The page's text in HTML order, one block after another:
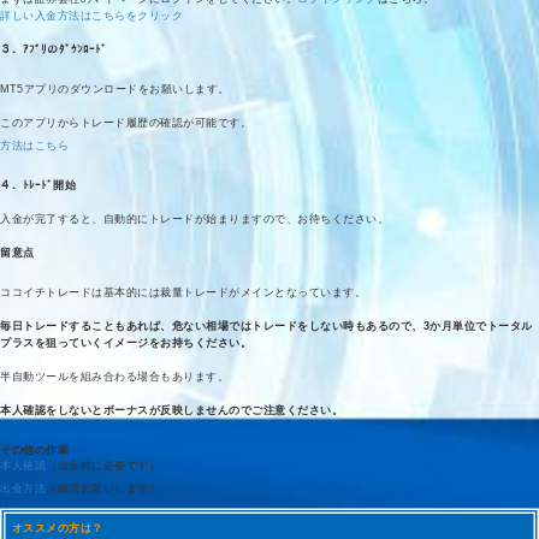
詳しい入金方法はこちらをクリック
３．ｱﾌﾟﾘのﾀﾞｳﾝﾛｰﾄﾞ
MT5アプリのダウンロードをお願いします。
このアプリからトレード履歴の確認が可能です。
方法はこちら
４．ﾄﾚｰﾄﾞ開始
入金が完了すると、自動的にトレードが始まりますので、お待ちください。
留意点
ココイチトレードは基本的には裁量トレードがメインとなっています。
毎日トレードすることもあれば、危ない相場ではトレードをしない時もあるので、3か月単位でトータル
プラスを狙っていくイメージをお持ちください。
半自動ツールを組み合わる場合もあります。
本人確認をしないとボーナスが反映しませんのでご注意ください。
その他の作業
本人確認 （出金時に必要です）
出金方法
（確認お願いします）
オススメの方は？